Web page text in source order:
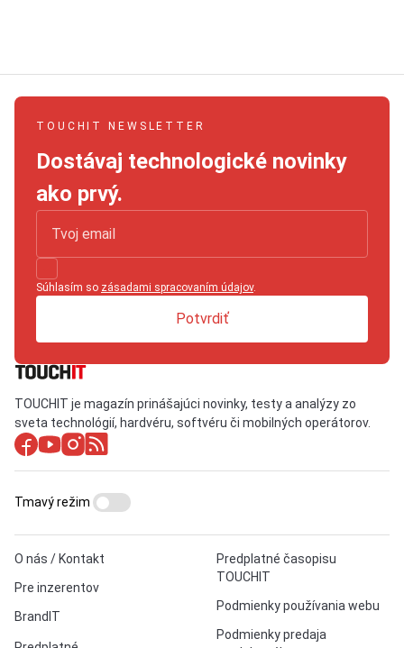
TOUCHIT NEWSLETTER
Dostávaj technologické novinky
ako prvý.
Súhlasím so zásadami spracovaním údajov.
Potvrdiť
TOUCHIT je magazín prinášajúci novinky, testy a analýzy zo
sveta technológií, hardvéru, softvéru či mobilných operátorov.
O nás / Kontakt
Pre inzerentov
BrandIT
Predplatné časopisu
TOUCHIT
Podmienky používania webu
Podmienky predaja
Tmavý režim